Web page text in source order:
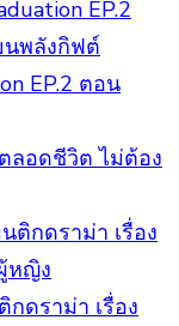
EP.2 ตอน
ลอดชีวิต ไม่ต้อง
กดราม่า เรื่อง